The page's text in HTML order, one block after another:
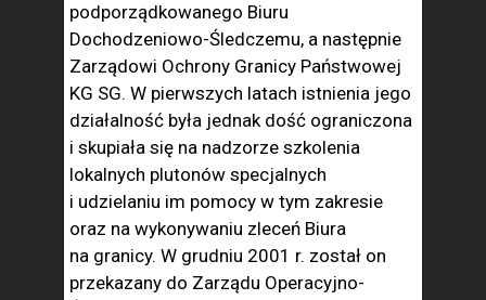
podporządkowanego Biuru
Dochodzeniowo-Śledczemu, a następnie
Zarządowi Ochrony Granicy Państwowej
KG SG. W pierwszych latach istnienia jego
działalność była jednak dość ograniczona
i skupiała się na nadzorze szkolenia
lokalnych plutonów specjalnych
i udzielaniu im pomocy w tym zakresie
oraz na wykonywaniu zleceń Biura
na granicy. W grudniu 2001 r. został on
przekazany do Zarządu Operacyjno-